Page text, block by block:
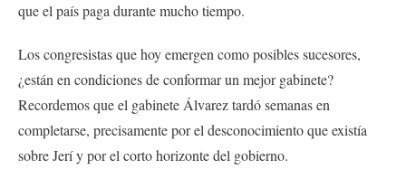
que el país paga durante mucho tiempo.
Los congresistas que hoy emergen como posibles sucesores,
¿están en condiciones de conformar un mejor gabinete?
Recordemos que el gabinete Álvarez tardó semanas en
completarse, precisamente por el desconocimiento que existía
sobre Jerí y por el corto horizonte del gobierno.